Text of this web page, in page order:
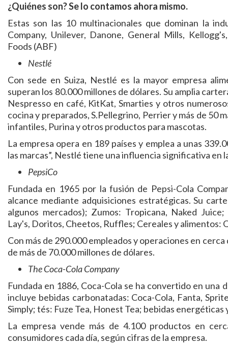
¿Quiénes son? Se lo contamos ahora mismo.
Estas son las 10 multinacionales que dominan la
Company, Unilever, Danone, General Mills,
Foods (ABF)
Nestlé
Con sede en Suiza, Nestlé es la mayor empresa
superan los 80.000 millones de dólares. Su amplia
Nespresso en café, KitKat, Smarties y otros
cocina y preparados, S.Pellegrino, Perrier y más de 50
infantiles, Purina y otros productos para mascotas.
La empresa opera en 189 países y emplea a unas
las marcas”, Nestlé tiene una influencia significativa en
PepsiCo
Fundada en 1965 por la fusión de Pepsi-Cola
alcance mediante adquisiciones estratégicas. Su
algunos mercados); Zumos: Tropicana, Naked
Lay's, Doritos, Cheetos, Ruffles; Cereales y alimentos:
Con más de 290.000 empleados y operaciones en
de más de 70.000 millones de dólares.
The Coca-Cola Company
Fundada en 1886, Coca-Cola se ha convertido en una
incluye bebidas carbonatadas: Coca-Cola, Fanta,
Simply; tés: Fuze Tea, Honest Tea; bebidas
La empresa vende más de 4.100 productos en
consumidores cada día, según cifras de la empresa.